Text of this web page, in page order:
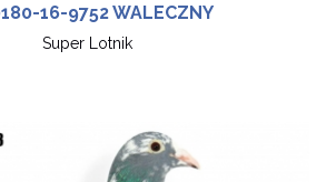
16-9752 WALECZNY
Super Lotnik